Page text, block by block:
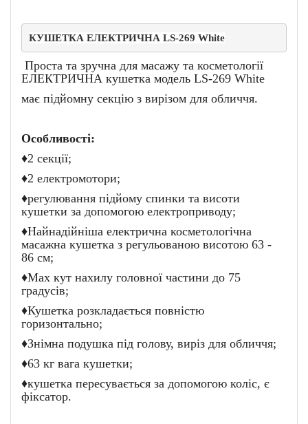
КУШЕТКА ЕЛЕКТРИЧНА LS-269 White
Проста та зручна для масажу та косметології
ЕЛЕКТРИЧНА кушетка модель LS-269 White
має підйомну секцію з вирізом для обличчя.
Особливості:
♦2 секції;
♦2 електромотори;
♦регулювання підйому спинки та висоти
кушетки за допомогою електроприводу;
♦Найнадійніша електрична косметологічна
масажна кушетка з регульованою висотою 63 -
86 см;
♦Max кут нахилу головної частини до 75
градусів;
♦Кушетка розкладається повністю
горизонтально;
♦Знімна подушка під голову, виріз для обличчя;
♦63 кг вага кушетки;
♦кушетка пересувається за допомогою коліс, є
фіксатор.